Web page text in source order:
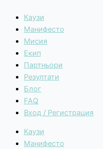
Каузи
Манифесто
Мисия
Екип
Партньори
Резултати
Блог
FAQ
Вход / Регистрация
Каузи
Манифесто